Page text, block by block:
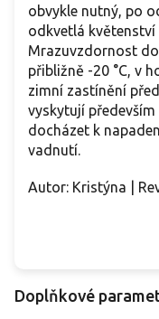
obvykle nutný, po
odkvetlá
Mrazuvzdornost
přibližně -20 °C, v
zimní zastínění
vyskytují
docházet k
vadnutí.
Autor: Kristýna |
Doplňkové